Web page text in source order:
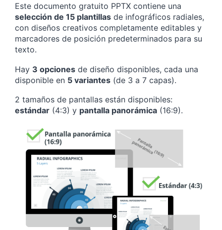
Este documento gratuito PPTX contiene una
selección de 15 plantillas de infográficos radiales,
con diseños creativos completamente editables y
marcadores de posición predeterminados para su
texto.
Hay 3 opciones de diseño disponibles, cada una
disponible en 5 variantes (de 3 a 7 capas).
2 tamaños de pantallas están disponibles:
estándar (4:3) y pantalla panorámica (16:9).